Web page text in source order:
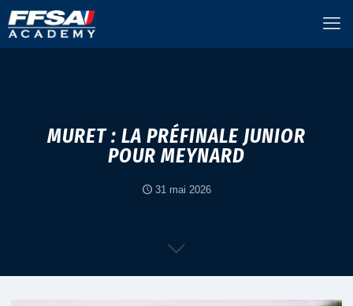
MURET : LA PRÉFINALE JUNIOR
POUR MEYNARD
31 mai 2026